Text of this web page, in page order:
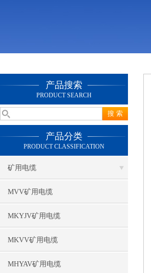
产品搜索
PRODUCT SEARCH
产品分类
PRODUCT CLASSIFICATION
矿用电缆
MVV矿用电缆
MKYJV矿用电缆
MKVV矿用电缆
MHYAV矿用电缆